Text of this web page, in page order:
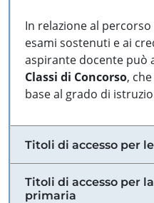
In relazione al
esami sostenuti e ai
aspirante docente può
Classi di Concorso,
base al grado di
Titoli di accesso per
Titoli di accesso per
primaria